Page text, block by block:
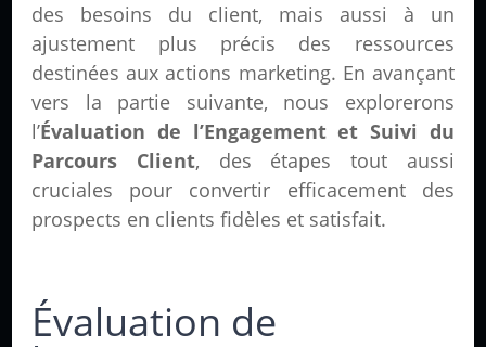
des besoins du client, mais aussi à un
ajustement plus précis des ressources
destinées aux actions marketing. En avançant
vers la partie suivante, nous explorerons
l’Évaluation de l’Engagement et Suivi du
Parcours Client, des étapes tout aussi
cruciales pour convertir efficacement des
prospects en clients fidèles et satisfait.
Évaluation de